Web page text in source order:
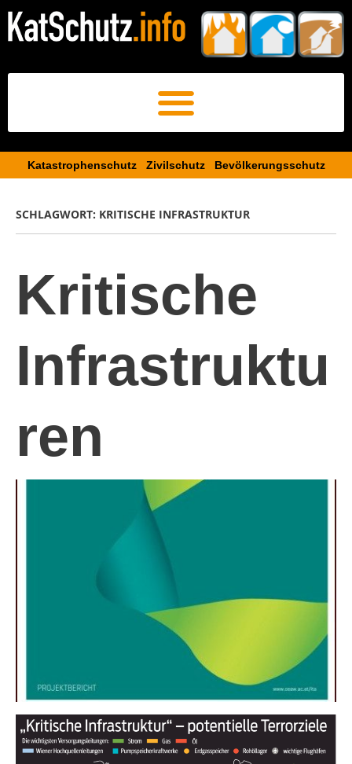
Katastrophenschutz Zivilschutz Bevölkerungsschutz​
SCHLAGWORT: KRITISCHE INFRASTRUKTUR
Kritische
Infrastruktu
ren